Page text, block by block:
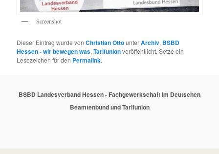
Screenshot
Dieser Eintrag wurde vonChristian OttounterArchiv, BSBD
Hessen - wir bewegen was,Tarifunionveröffentlicht. Setze ein
Lesezeichen für den Permalink.
BSBD Landesverband Hessen - Fachgewerkschaft im Deutschen
Beamtenbund und Tarifunion